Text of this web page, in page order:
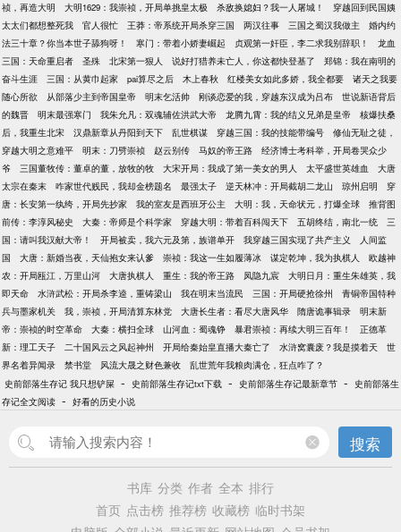
祯，再造大明
大明1629：我崇祯，开局单挑皇太极 杀敌换媳妇？我一人屠城！
穿越回到民国姨
太太们都想整死我
官人很忙 王莽：帝系统开局杀穿三国 两汉往事 三国之蜀汉我做主
婚内约
法三十章？你当本世子舔狗呀！
寒门：带着小娇妻崛起 贞观第一奸臣，李二求我别辞职！
龙血
三国：天命重启者
圣殊 北宋第一狠人 说好打猎养未亡人，你这都快登基了
郑锦：我在南明的
奋斗生涯
三国：从黄巾起家 pai算尽之后 木上春秋 红楼美女如此多娇，我全都要
诸天之我要
随心所欲
从部落少主到帝国皇帝 明末乞活帅 刚谈恋爱的我，穿越东汉成为吕布
世说新语背后
的魏晋
明末最强寒门 我朱允凡：双魂辅佐洪武大帝 龙腾九霄：我的结义兄弟是皇帝
核爆扶桑
后，我重生北宋
汉鼎新章从丹阳到天下 乱世棋谋 穿越三国：我的技能带编号
修仙无耻之徒，
穿越大明之意难平
明末：刀劈崇祯 赵云别传 马奴的帝王路
经济博士考科举，开局卷哭众少
爷
三国董牧传：董卓的董，放牧的牧 大宋开局：我成了第一美女的男人 太平盛世英雄血
大唐
太宗在秦末
咋家世代贱民，我却金榜题名 最强太子 逆天林冲：开局截胡二龙山 琼州启明
穿
唐：长安第一纨绔，开局先抄家
我的室友是西班牙公主 大明：我，天命状元，打爆全球
推背图
前传：李淳风秘史
大秦：帝师是个科学家 穿越大明：带着百科闯天下 五胡终结，南北一统
三
国：请叫我汉献大帝！
开局被卖，我六元及第，族谱单开 我穿越三国实现了共产主义
人间监
国
大唐：新婚当夜，天仙抱女来认爹 崇祯：我这一生如履薄冰 谋定乾坤，我为执棋人
欧越神
农：开局瓯江，万里山河
大唐执棋人 重生：我的帝王路 凤隐九宸
大明日月：重生朱雄英，我
即天命
水浒武松：开局杀李逵，重铸梁山 我在明末当流民 三国：开局硬抢徐州
青铜帝国特种
兵与墨家机关
我，崇祯，开局清算东林党 大唐长生者：看尽大唐风华 隋唐诡事辑录
明末新
帝：崇祯的时空革命
大秦：横扫全球 山河血：蜀魂铮 暴君崇祯：再续大明三百年！
正德革
新：理工天子
二十国风云之风起神州 开局给秦始皇直播大秦亡了 水浒窝囊废？我是摸着天
世
界名着异闻录
禁书堂 风流大晟之财色兼收
乱世荒年我粮肉满仓，狂点咋了？
史前部落生存记 我只想铲屎 - 史前部落生存记txt下载 - 史前部落生存记最新章节 -
史前部落生
存记全文阅读 - 好看的历史小说
搜索
书库 分类 作者 全本 排行
首页 点击榜 推荐榜 收藏榜 临时书架